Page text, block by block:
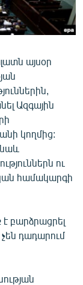
այսօր
Ազգային
կողմից:
ու
համակարգի
բարձրացրել
դադարում